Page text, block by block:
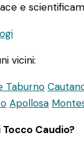
e
vicini:
Taburno
Apollosa
Caudio?